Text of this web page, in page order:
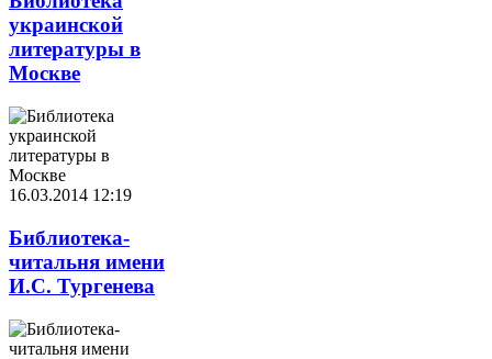
украинской
литературы в
Москве
16.03.2014 12:19
Библиотека-
читальня имени
И.С. Тургенева